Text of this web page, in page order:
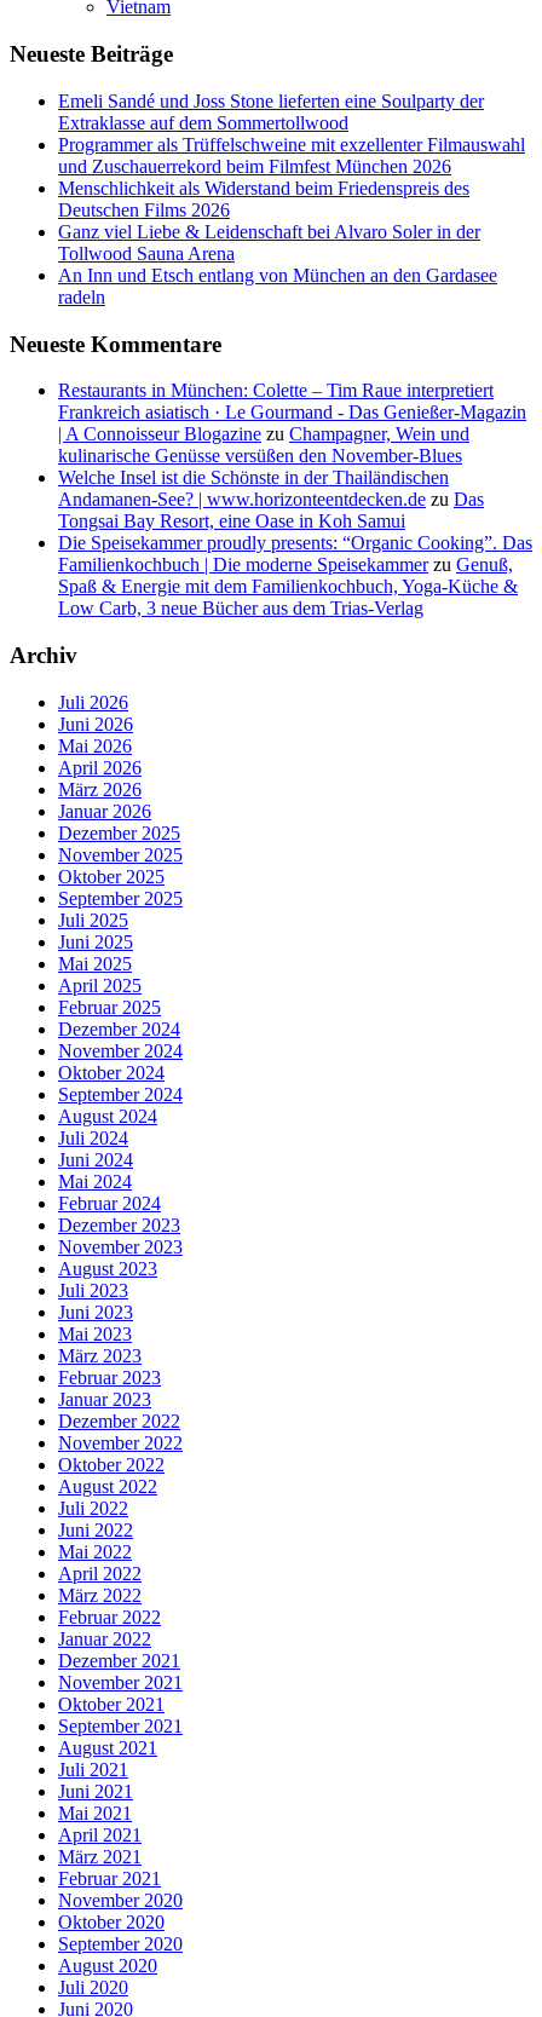
Vietnam
Neueste Beiträge
Emeli Sandé und Joss Stone lieferten eine Soulparty der
Extraklasse auf dem Sommertollwood
Programmer als Trüffelschweine mit exzellenter Filmauswahl
und Zuschauerrekord beim Filmfest München 2026
Menschlichkeit als Widerstand beim Friedenspreis des
Deutschen Films 2026
Ganz viel Liebe & Leidenschaft bei Alvaro Soler in der
Tollwood Sauna Arena
An Inn und Etsch entlang von München an den Gardasee
radeln
Neueste Kommentare
Restaurants in München: Colette – Tim Raue interpretiert
Frankreich asiatisch · Le Gourmand - Das Genießer-Magazin
| A Connoisseur Blogazine zu Champagner, Wein und
kulinarische Genüsse versüßen den November-Blues
Welche Insel ist die Schönste in der Thailändischen
Andamanen-See? | www.horizonteentdecken.de zu Das
Tongsai Bay Resort, eine Oase in Koh Samui
Die Speisekammer proudly presents: “Organic Cooking”. Das
Familienkochbuch | Die moderne Speisekammerzu Genuß,
Spaß & Energie mit dem Familienkochbuch, Yoga-Küche &
Low Carb, 3 neue Bücher aus dem Trias-Verlag
Archiv
Juli 2026
Juni 2026
Mai 2026
April 2026
März 2026
Januar 2026
Dezember 2025
November 2025
Oktober 2025
September 2025
Juli 2025
Juni 2025
Mai 2025
April 2025
Februar 2025
Dezember 2024
November 2024
Oktober 2024
September 2024
August 2024
Juli 2024
Juni 2024
Mai 2024
Februar 2024
Dezember 2023
November 2023
August 2023
Juli 2023
Juni 2023
Mai 2023
März 2023
Februar 2023
Januar 2023
Dezember 2022
November 2022
Oktober 2022
August 2022
Juli 2022
Juni 2022
Mai 2022
April 2022
März 2022
Februar 2022
Januar 2022
Dezember 2021
November 2021
Oktober 2021
September 2021
August 2021
Juli 2021
Juni 2021
Mai 2021
April 2021
März 2021
Februar 2021
November 2020
Oktober 2020
September 2020
August 2020
Juli 2020
Juni 2020